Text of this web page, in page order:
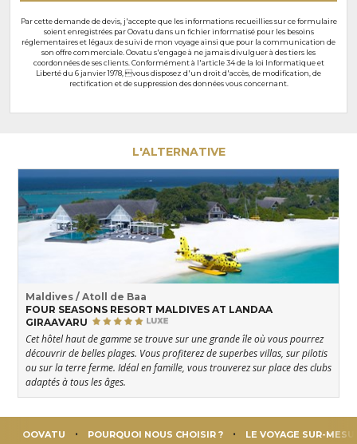
Par cette demande de devis, j'accepte que les informations recueillies sur ce formulaire
soient enregistrées par Oovatu dans un fichier informatisé pour les besoins
réglementaires et légaux de suivi de mon voyage ainsi que pour la communication de
son offre commerciale. Oovatu s'engage à ne jamais divulguer à des tiers les
coordonnées de ses clients. Conformément à l'article 34 de la loi Informatique et
Liberté du 6 janvier 1978, vous disposez d'un droit d'accès, de modification, de
rectification et de suppression des données vous concernant.
L'ALTERNATIVE
Maldives / Atoll de Baa
FOUR SEASONS RESORT MALDIVES AT LANDAA
GIRAAVARU
Cet hôtel haut de gamme se trouve sur une grande île où vous pourrez
découvrir de belles plages. Vous profiterez de superbes villas, sur pilotis
ou sur la terre ferme. Idéal en famille, vous trouverez sur place des clubs
adaptés à tous les âges.
OOVATU POURQUOI NOUS CHOISIR ? LE VOYAGE SUR-